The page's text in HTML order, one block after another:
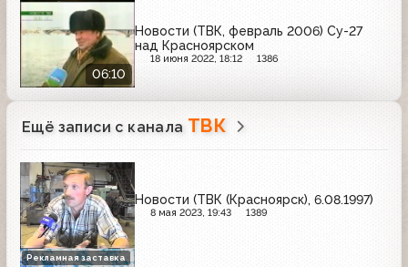
06:10
Новости (ТВК, февраль 2006) Су-27
над Красноярском
18 июня 2022, 18:12 1386
Ещё записи с канала ТВК
Новости (ТВК (Красноярск), 6.08.1997)
8 мая 2023, 19:43 1389
Рекламная заставка